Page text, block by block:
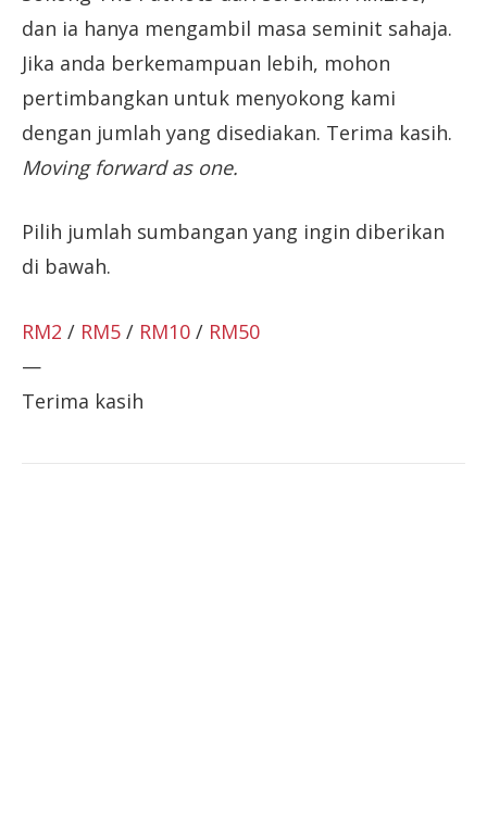
dan ia hanya mengambil masa seminit sahaja.
Jika anda berkemampuan lebih, mohon
pertimbangkan untuk menyokong kami
dengan jumlah yang disediakan. Terima kasih.
Moving forward as one.
Pilih jumlah sumbangan yang ingin diberikan
di bawah.
RM2 / RM5 / RM10 / RM50
—
Terima kasih